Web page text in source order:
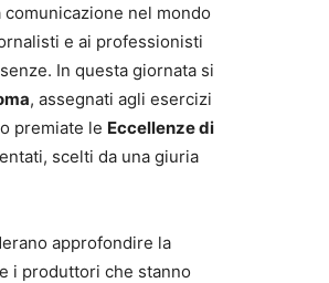
nel mondo
e ai professionisti
In questa giornata si
, assegnati agli esercizi
premiate le Eccellenze di
scelti da una giuria
approfondire la
i produttori che stanno